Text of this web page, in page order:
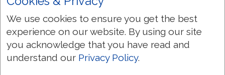
8:32 ος γε του ιδιου υιου ουκ εφεισατο αλλ
υπερ ημων παντων παρεδωκεν αυτον πως
ουχι και συν αυτω τα παντα ημιν χαρισεται
8:33 τις εγκαλεσει κατα εκλεκτων θεου θεος ο
We use cookies to ensure you get the best
experience on our website. By using our site
you acknowledge that you have read and
understand our Privacy Policy.